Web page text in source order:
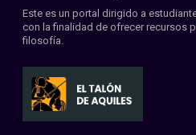
Convenios
Este es un portal dirigido a
con la finalidad de ofrecer recursos
filosofía.